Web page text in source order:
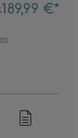
189,99 €*